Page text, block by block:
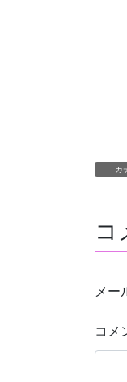
カ
コ
メー
コメ